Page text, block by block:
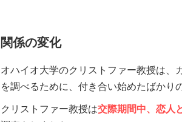
関係の変化
オハイオ大学のクリストファー教授は
を調べるために、付き合い始めたばかり
クリストファー教授は交際期間中、恋人